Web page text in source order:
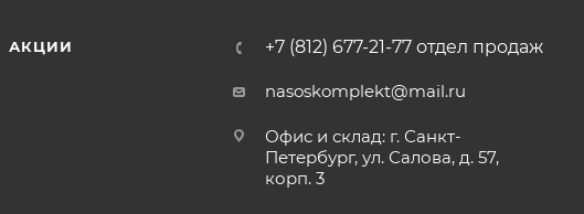
АКЦИИ +7 (812) 677-21-77 отдел продаж
nasoskomplekt@mail.ru
Офис и склад: г. Санкт-
Петербург, ул. Салова, д. 57,
корп. 3